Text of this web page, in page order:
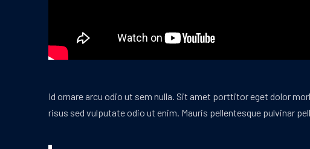
Id ornare arcu odio ut sem nulla. Sit amet porttitor eget dolor
risus sed vulputate odio ut enim. Mauris pellentesque pulvinar